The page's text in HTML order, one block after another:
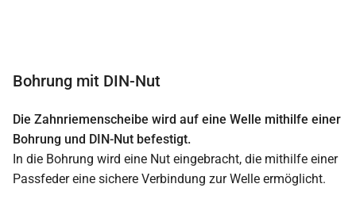
Bohrung mit DIN-Nut
Die Zahnriemenscheibe wird auf eine Welle mithilfe einer
Bohrung und DIN-Nut befestigt.
In die Bohrung wird eine Nut eingebracht, die mithilfe einer
Passfeder eine sichere Verbindung zur Welle ermöglicht.